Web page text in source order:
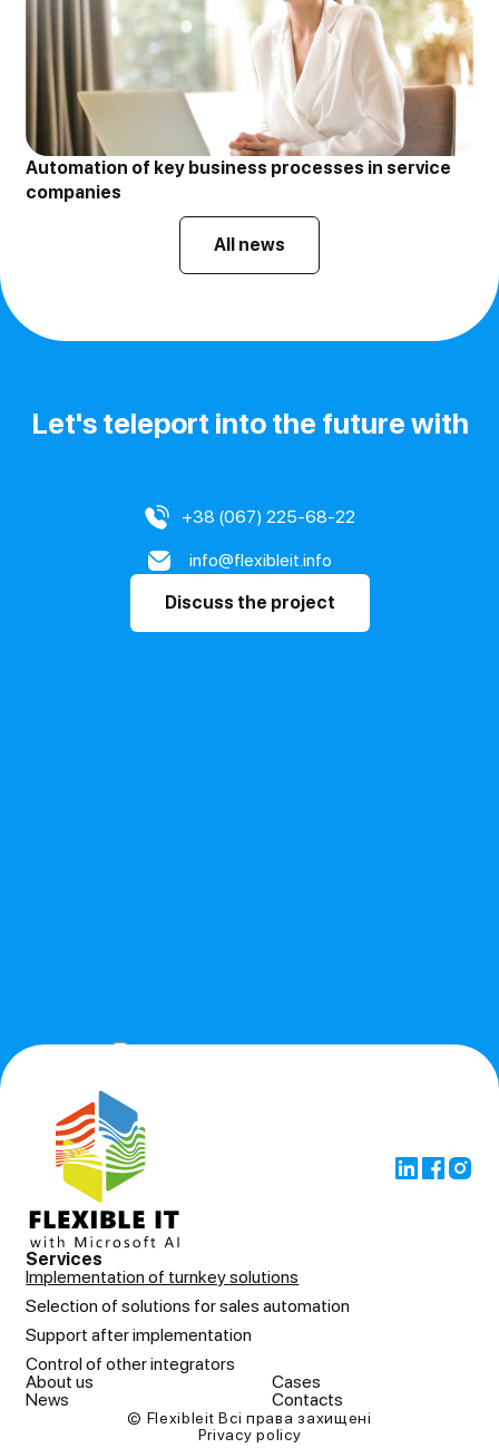
Automation of key business processes in service
companies
All news
Let's teleport into the future with
+38 (067) 225-68-22
info@flexibleit.info
Discuss the project
Services
Implementation of turnkey solutions
Selection of solutions for sales automation
Support after implementation
Control of other integrators
About us
Cases
News
Contacts
© Flexibleit Всі права захищені
Privacy policy